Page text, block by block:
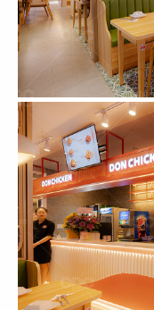
113
PAT KAO THAI 2
CN Bến Tre
115
LOTUS BLOOM
COFFEE
CN Nghệ An